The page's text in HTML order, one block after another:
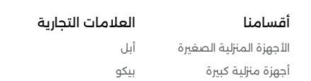
أقسامنا
الأجهزة المنزلية الصغيرة
أجهزة منزلية كبيرة
العلامات التجارية
أبل
بيكو